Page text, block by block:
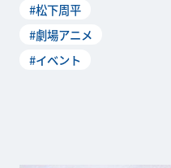
#松下周平
#劇場アニメ
#イベント